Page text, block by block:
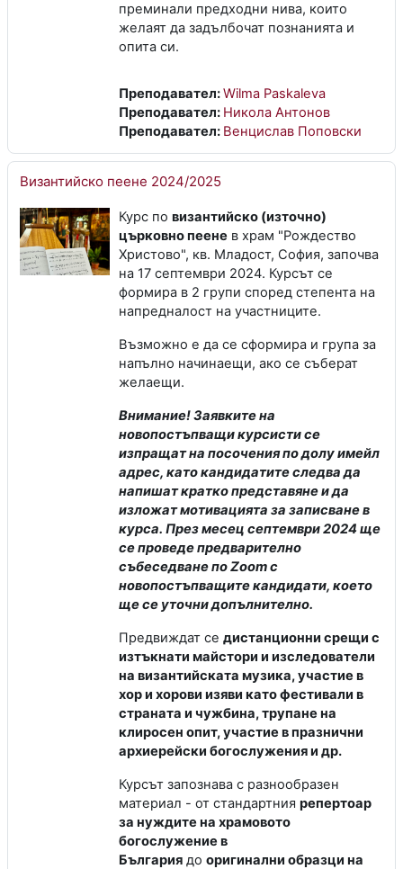
преминали предходни нива, които
желаят да задълбочат познанията и
опита си.
Преподавател:Wilma Paskaleva
Преподавател: Никола Антонов
Преподавател: Венцислав Поповски
Византийско пеене 2024/2025
Курс по византийско (източно)
църковно пеене в храм "Рождество
Христово", кв. Младост, София, започва
на 17 септември 2024. Курсът се
формира в 2 групи според степента на
напредналост на участниците.
Възможно е да се сформира и група за
напълно начинаещи, ако се съберат
желаещи.
Внимание! Заявките на
новопостъпващи курсисти се
изпращат на посочения по долу имейл
адрес, като кандидатите следва да
напишат кратко представяне и да
изложат мотивацията за записване в
курса. През месец септември 2024 ще
се проведе предварително
събеседване по Zoom с
новопостъпващите кандидати, което
ще се уточни допълнително.
Предвиждат се дистанционни срещи с
изтъкнати майстори и изследователи
на византийската музика, участие в
хор и хорови изяви като фестивали в
страната и чужбина, трупане на
клиросен опит, участие в празнични
архиерейски богослужения и др.
Курсът запознава с разнообразен
материал - от стандартния репертоар
за нуждите на храмовото
богослужение в
България до оригинални образци на